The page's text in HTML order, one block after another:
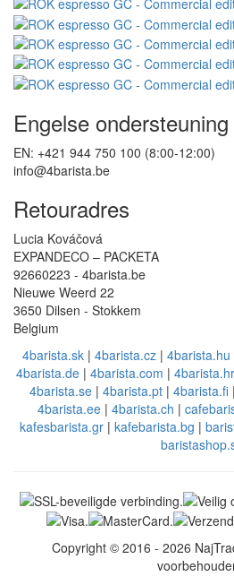
Engelse ondersteuning
EN: +421 944 750 100 (8:00-12:00)
info@4barista.be
Retouradres
Lucia Kováčová
EXPANDECO – PACKETA
92660223 - 4barista.be
Nieuwe Weerd 22
3650 Dilsen - Stokkem
Belgium
4barista.sk| 4barista.cz| 4barista.hu
4barista.de| 4barista.com | 4barista.hr
4barista.se | 4barista.pt | 4barista.fi |
4barista.ee| 4barista.ch |
kafesbarista.gr| kafebarista.bg |
Copyright © 2016 - 2026